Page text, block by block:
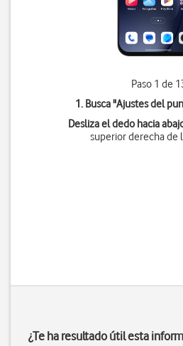
Paso 1 de
1. Busca "Ajustes del
Desliza el dedo hacia
superior derecha de
¿Te ha resultado útil esta